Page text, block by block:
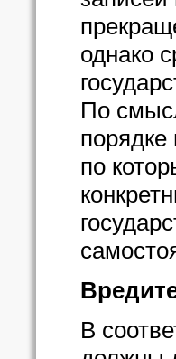
однако
По
по
В